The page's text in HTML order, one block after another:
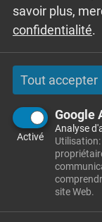
savoir plus,
confidentialité.
Tout accepter
Google
Activé
Analyse
site Web.